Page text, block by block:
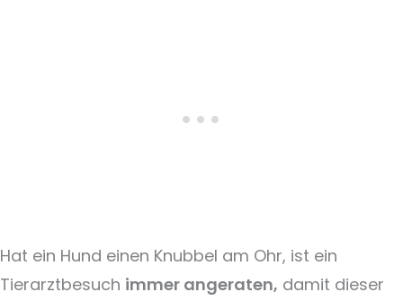
Hat ein Hund einen Knubbel am Ohr, ist ein
Tierarztbesuch immer angeraten, damit dieser